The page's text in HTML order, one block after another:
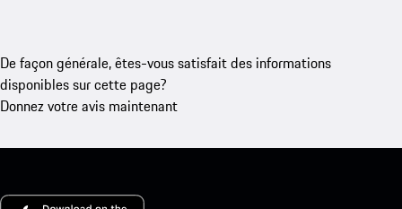
De façon générale, êtes-vous satisfait des informations
disponibles sur cette page?
Donnez votre avis maintenant